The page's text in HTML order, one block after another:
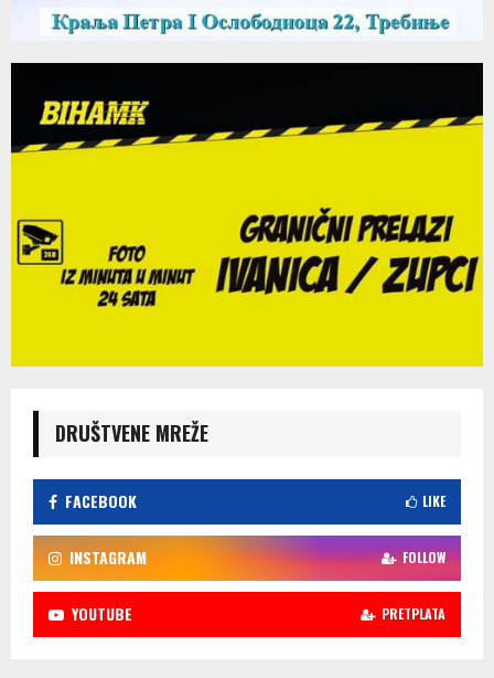
DRUŠTVENE MREŽE
FACEBOOK LIKE
INSTAGRAM FOLLOW
YOUTUBE PRETPLATA